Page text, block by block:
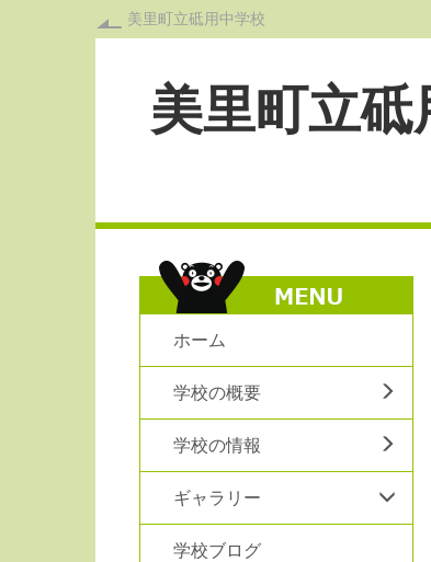
美里町立砥用中学校
美里町立砥
ホーム
学校の概要
学校の情報
ギャラリー
学校ブログ